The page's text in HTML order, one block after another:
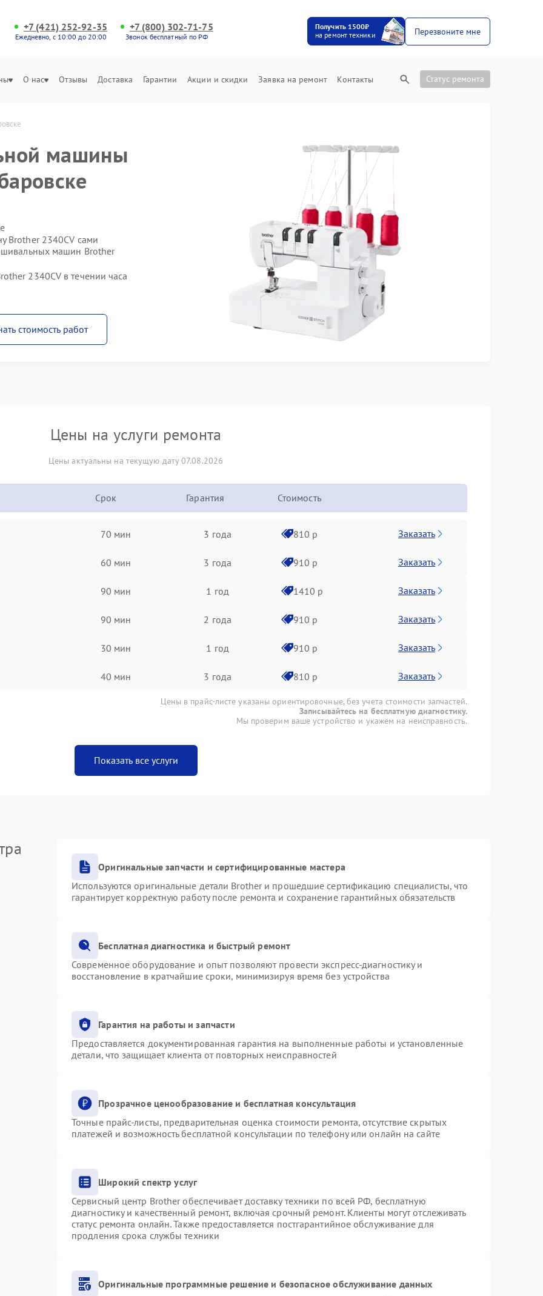
+7 (421) 252-92-35
Ежедневно, с 10:00 до 20:00
+7 (800) 302-71-75
Звонок бесплатный по РФ
Получить 1500₽
на ремонт техники
Перезвоните мне
О нас Отзывы Доставка Гарантии Акции и скидки Заявка на ремонт Контакты Статус ремонта
машины
Brother 2340CV сами
машин Brother
2340CV в течении часа
стоимость работ
Цены на услуги ремонта
Цены актуальны на текущую дату 07.08.2026
Срок Гарантия Стоимость
70 мин 3 года 810 р Заказать
60 мин 3 года 910 р Заказать
90 мин 1 год 1410 р Заказать
90 мин 2 года 910 р Заказать
30 мин 1 год 910 р Заказать
40 мин 3 года 810 р Заказать
Цены в прайс-листе указаны ориентировочные, без учета стоимости запчастей.
Записывайтесь на бесплатную диагностику.
Мы проверим ваше устройство и укажем на неисправность.
Показать все услуги
Оригинальные запчасти и сертифицированные мастера
Используются оригинальные детали Brother и прошедшие сертификацию специалисты, что
гарантирует корректную работу после ремонта и сохранение гарантийных обязательств
Бесплатная диагностика и быстрый ремонт
Современное оборудование и опыт позволяют провести экспресс-диагностику и
восстановление в кратчайшие сроки, минимизируя время без устройства
Гарантия на работы и запчасти
Предоставляется документированная гарантия на выполненные работы и установленные
детали, что защищает клиента от повторных неисправностей
Прозрачное ценообразование и бесплатная консультация
Точные прайс-листы, предварительная оценка стоимости ремонта, отсутствие скрытых
платежей и возможность бесплатной консультации по телефону или онлайн на сайте
Широкий спектр услуг
Сервисный центр Brother обеспечивает доставку техники по всей РФ, бесплатную
диагностику и качественный ремонт, включая срочный ремонт. Клиенты могут отслеживать
статус ремонта онлайн. Также предоставляется постгарантийное обслуживание для
продления срока службы техники
Оригинальные программные решение и безопасное обслуживание данных